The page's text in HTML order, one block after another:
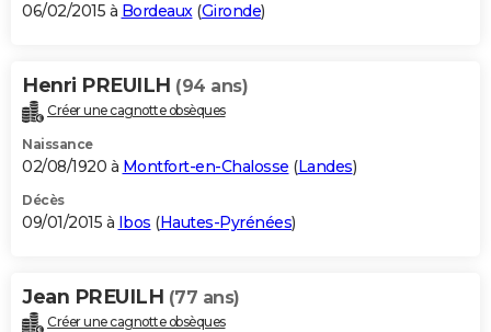
06/02/2015 à Bordeaux(Gironde)
Henri PREUILH (94 ans)
Créer une cagnotte obsèques
Naissance
02/08/1920 à Montfort-en-Chalosse (Landes)
Décès
09/01/2015 à Ibos (Hautes-Pyrénées)
Jean PREUILH (77 ans)
Créer une cagnotte obsèques